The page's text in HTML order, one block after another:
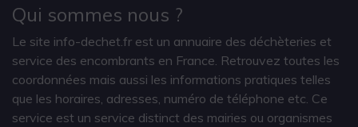
Qui sommes nous ?
Le site info-dechet.fr est un annuaire des déchèteries et
service des encombrants en France. Retrouvez toutes les
coordonnées mais aussi les informations pratiques telles
que les horaires, adresses, numéro de téléphone etc. Ce
service est un service distinct des mairies ou organismes